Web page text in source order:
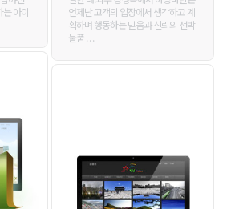
는 아이
언제난 고객의 입장에서 생각하고 계
획하며 행동하는 믿음과 신뢰의 선박
물품 . . .